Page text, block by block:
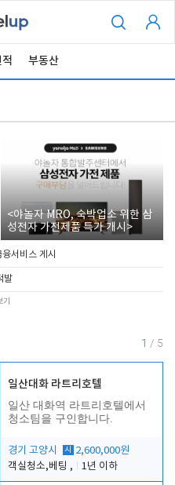
부동산
<야놀자 MRO, 숙박업소 위한 삼
성전자 가전제품 특가 개시>
서비스 게시
발
기
1 / 5
일산대화 라트리호텔
일산 대화역 라트리호텔에서
청소팀을 구인합니다.
경기 고양시 시
2,600,000원
객실청소,베팅 ,
1년 이하